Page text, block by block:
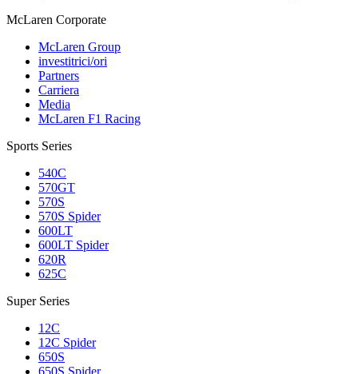
McLaren Corporate
McLaren Group
investitrici/ori
Partners
Carriera
Media
McLaren F1 Racing
Sports Series
540C
570GT
570S
570S Spider
600LT
600LT Spider
620R
625C
Super Series
12C
12C Spider
650S
650S Spider